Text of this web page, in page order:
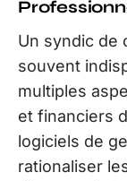
Un syndic de
souvent
multiples
et financiers
logiciels de
rationaliser